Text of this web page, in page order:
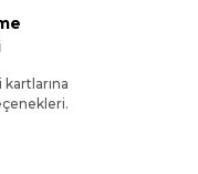
kartlarına